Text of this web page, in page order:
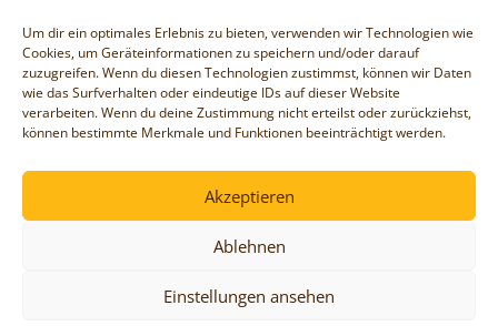
Um dir ein optimales Erlebnis zu bieten, verwenden wir Technologien wie
Cookies, um Geräteinformationen zu speichern und/oder darauf
zuzugreifen. Wenn du diesen Technologien zustimmst, können wir Daten
wie das Surfverhalten oder eindeutige IDs auf dieser Website
verarbeiten. Wenn du deine Zustimmung nicht erteilst oder zurückziehst,
können bestimmte Merkmale und Funktionen beeinträchtigt werden.
Akzeptieren
Ablehnen
Einstellungen ansehen